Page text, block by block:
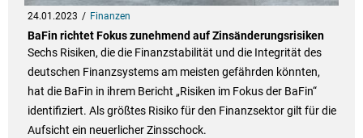
24.01.2023 Finanzen
BaFin richtet Fokus zunehmend auf Zinsänderungsrisiken
Sechs Risiken, die die Finanzstabilität und die Integrität des
deutschen Finanzsystems am meisten gefährden könnten,
hat die BaFin in ihrem Bericht „Risiken im Fokus der BaFin“
identifiziert. Als größtes Risiko für den Finanzsektor gilt für die
Aufsicht ein neuerlicher Zinsschock.